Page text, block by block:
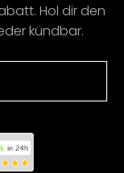
Hol dir den
kündbar.